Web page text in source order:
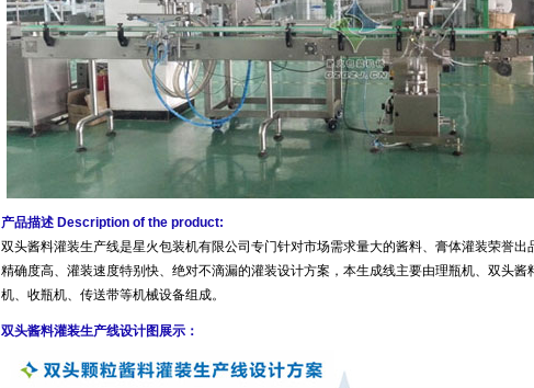
产品描述 Description of the product:
双头酱料灌装生产线是星火包装机有限公司专门针对市场需求量大的酱料、膏体灌装荣誉出
精确度高、灌装速度特别快、绝对不滴漏的灌装设计方案，本生成线主要由理瓶机、双头酱
机、收瓶机、传送带等机械设备组成。
双头酱料灌装生产线设计图展示：